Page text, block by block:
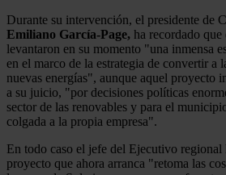
Durante su intervención, el presidente de
Emiliano García-Page, ha recordado que
levantaron en su momento "una inmensa
en el marco de la estrategia de convertir a
nuevas energías", aunque aquel proyecto
a su juicio, "por decisiones políticas
sector de las renovables y para el
colgada a la propia empresa".
En todo caso el jefe del Ejecutivo regional
proyecto que ahora arranca "retoma las